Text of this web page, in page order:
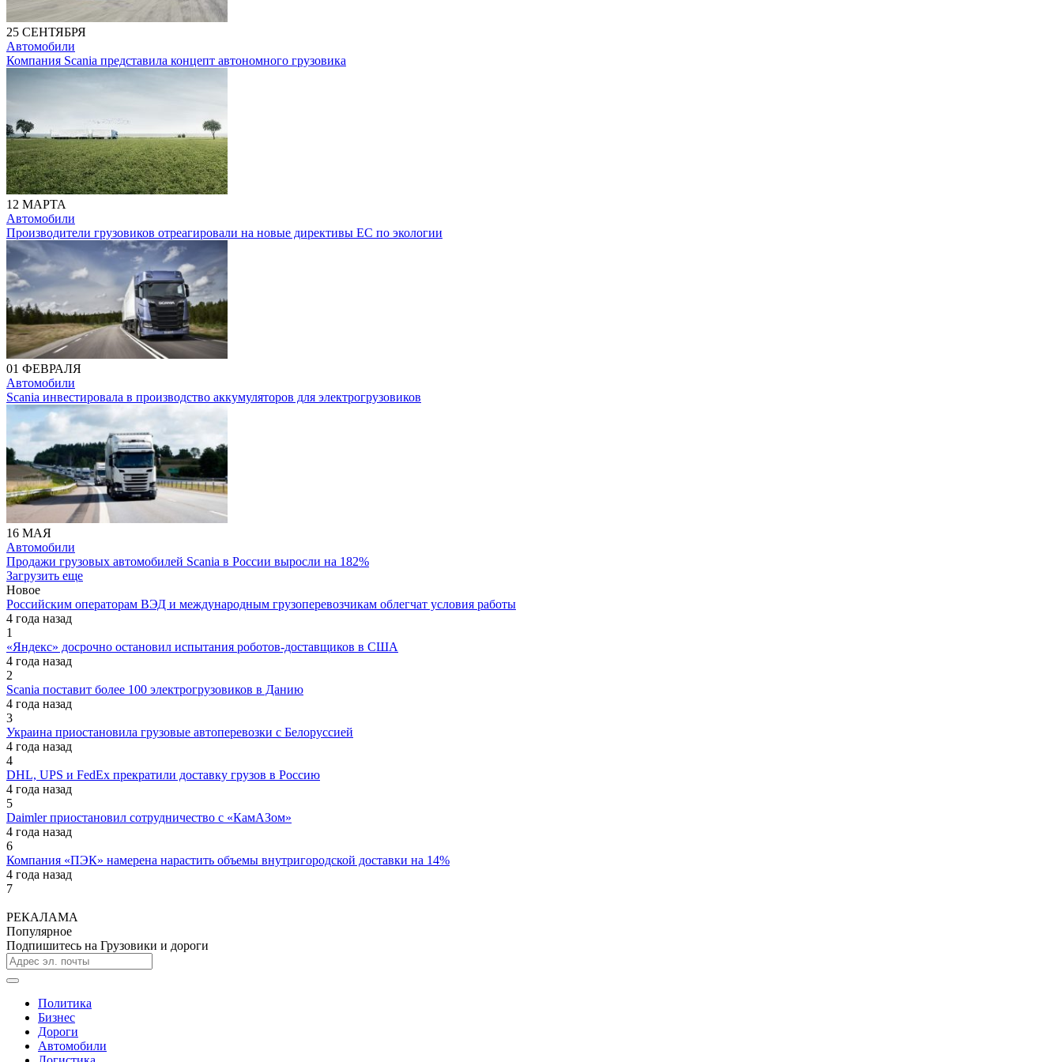
25 СЕНТЯБРЯ
Автомобили
Компания Scania представила концепт автономного грузовика
12 МАРТА
Автомобили
Производители грузовиков отреагировали на новые директивы ЕС по экологии
01 ФЕВРАЛЯ
Автомобили
Scania инвестировала в производство аккумуляторов для электрогрузовиков
16 МАЯ
Автомобили
Продажи грузовых автомобилей Scania в России выросли на 182%
Загрузить еще
Новое
Российским операторам ВЭД и международным грузоперевозчикам облегчат условия работы
4 года назад
1
«Яндекс» досрочно остановил испытания роботов-доставщиков в США
4 года назад
2
Scania поставит более 100 электрогрузовиков в Данию
4 года назад
3
Украина приостановила грузовые автоперевозки с Белоруссией
4 года назад
4
DHL, UPS и FedEx прекратили доставку грузов в Россию
4 года назад
5
Daimler приостановил сотрудничество с «КамАЗом»
4 года назад
6
Компания «ПЭК» намерена нарастить объемы внутригородской доставки на 14%
4 года назад
7
РЕКАЛАМА
Популярное
Подпишитесь на Грузовики и дороги
Политика
Бизнес
Дороги
Автомобили